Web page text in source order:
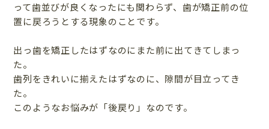
って歯並びが良くなったにも関わらず、歯が矯正前の位
置に戻ろうとする現象のことです。
出っ歯を矯正したはずなのにまた前に出てきてしまっ
た。
歯列をきれいに揃えたはずなのに、隙間が目立ってき
た。
このようなお悩みが「後戻り」なのです。